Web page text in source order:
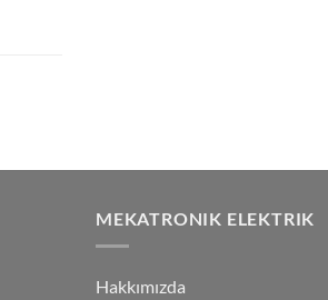
MEKATRONIK ELEKTRIK
Hakkımızda